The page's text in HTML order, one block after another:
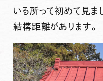
いる所って初めて見ま
結構距離があります。